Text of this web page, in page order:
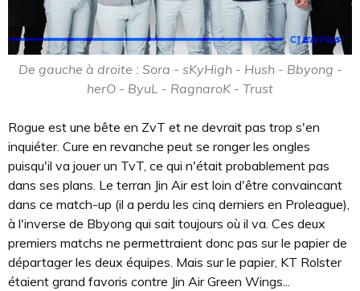
De gauche à droite : Sora - sKyHigh - Hush - Bbyong -
herO - ByuL - RagnaroK - Trust
Rogue est une bête en ZvT et ne devrait pas trop s'en
inquiéter. Cure en revanche peut se ronger les ongles
puisqu'il va jouer un TvT, ce qui n'était probablement pas
dans ses plans. Le terran Jin Air est loin d'être convaincant
dans ce match-up (il a perdu les cinq derniers en Proleague),
à l'inverse de Bbyong qui sait toujours où il va. Ces deux
premiers matchs ne permettraient donc pas sur le papier de
départager les deux équipes. Mais sur le papier, KT Rolster
étaient grand favoris contre Jin Air Green Wings...